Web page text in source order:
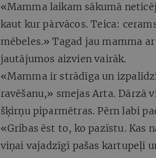
«Mamma laikam sākumā
kaut kur pārvācos. Teica:
mēbeles.» Tagad jau mamma
jautājumos aizvien vairāk.
«Mamma ir strādīga un
ravēšanu,» smejas Arta. Dārzā
šķirņu piparmētras. Pērn labi
«Gribas ēst to, ko pazīstu. Kas
viņai vajadzīgi pašas kartupeļi